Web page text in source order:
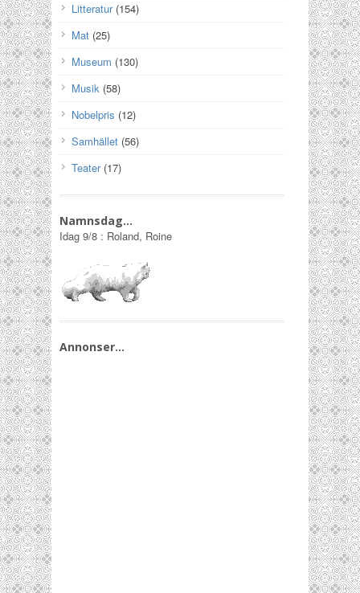
Litteratur(154)
Mat (25)
Museum (130)
Musik (58)
Nobelpris (12)
Samhället (56)
Teater(17)
Namnsdag…
Idag 9/8 : Roland, Roine
Annonser…